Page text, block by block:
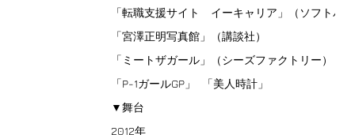
「転職支援サイト イーキャリア」（ソフトバ
「宮澤正明写真館」（講談社）
「ミートザガール」（シーズファクトリー）
「P-1ガールGP」 「美人時計」
▼舞台
2012年